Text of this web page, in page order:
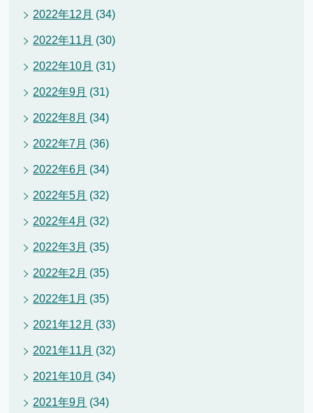
2022年12月 (34)
2022年11月 (30)
2022年10月 (31)
2022年9月 (31)
2022年8月 (34)
2022年7月 (36)
2022年6月 (34)
2022年5月 (32)
2022年4月 (32)
2022年3月 (35)
2022年2月 (35)
2022年1月 (35)
2021年12月 (33)
2021年11月 (32)
2021年10月 (34)
2021年9月 (34)